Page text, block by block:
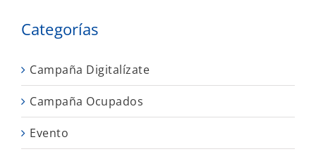
Categorías
Campaña Digitalízate
Campaña Ocupados
Evento